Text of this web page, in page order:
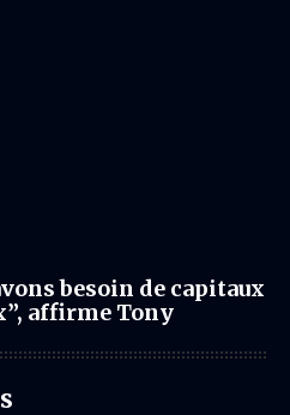
besoin de capitaux
affirme Tony